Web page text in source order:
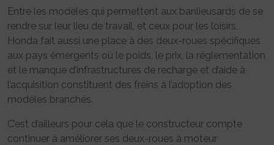
Entre les modèles qui permettent aux banlieusards de se
rendre sur leur lieu de travail, et ceux pour les loisirs,
Honda fait aussi une place à des deux-roues spécifiques
aux pays émergents où le poids, le prix, la réglementation
et le manque d’infrastructures de recharge et d’aide à
l’acquisition constituent des freins à l’adoption des
modèles branchés.
C’est d’ailleurs pour cela que le constructeur compte
continuer à améliorer ses deux-roues à moteur